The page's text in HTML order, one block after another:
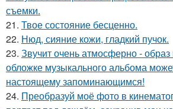
съемки.
21. Твое состояние бесценно.
22. Нюд, сияние кожи, гладкий пучок.
23. Звучит очень атмосферно -
обложке музыкального альбома
настоящему запоминающимся!
24. Преобразуй моё фото в